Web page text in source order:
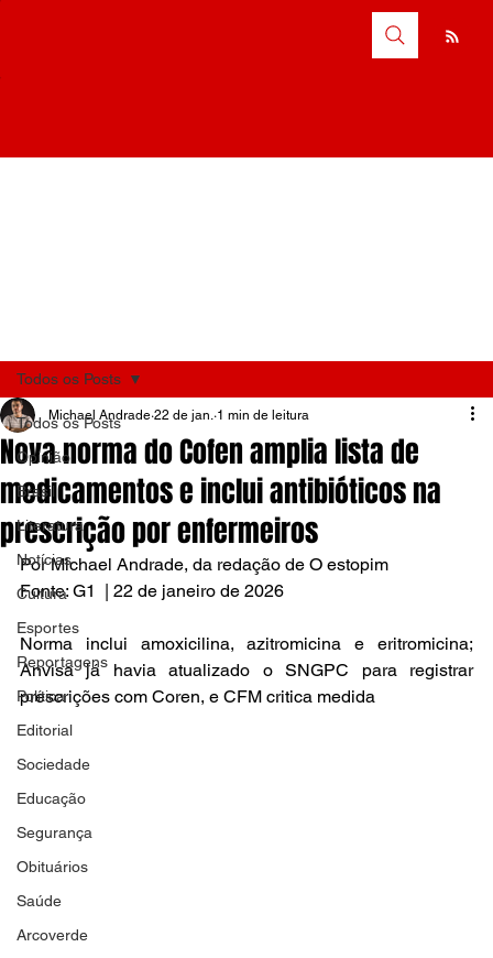
Todos os Posts
Opinião
Brasil
Literatura
Notícias
Cultura
Esportes
Reportagens
Política
Editorial
Sociedade
Educação
Segurança
Obituários
Saúde
Arcoverde
Todos os Posts
Nova norma do Cofen amplia lista de
medicamentos e inclui antibióticos na
prescrição por enfermeiros
Michael Andrade 22 de jan. 1 min de leitura
Por Michael Andrade, da redação de O estopim
Fonte: G1  | 22 de janeiro de 2026
Norma inclui amoxicilina, azitromicina e eritromicina;
Anvisa já havia atualizado o SNGPC para registrar
prescrições com Coren, e CFM critica medida